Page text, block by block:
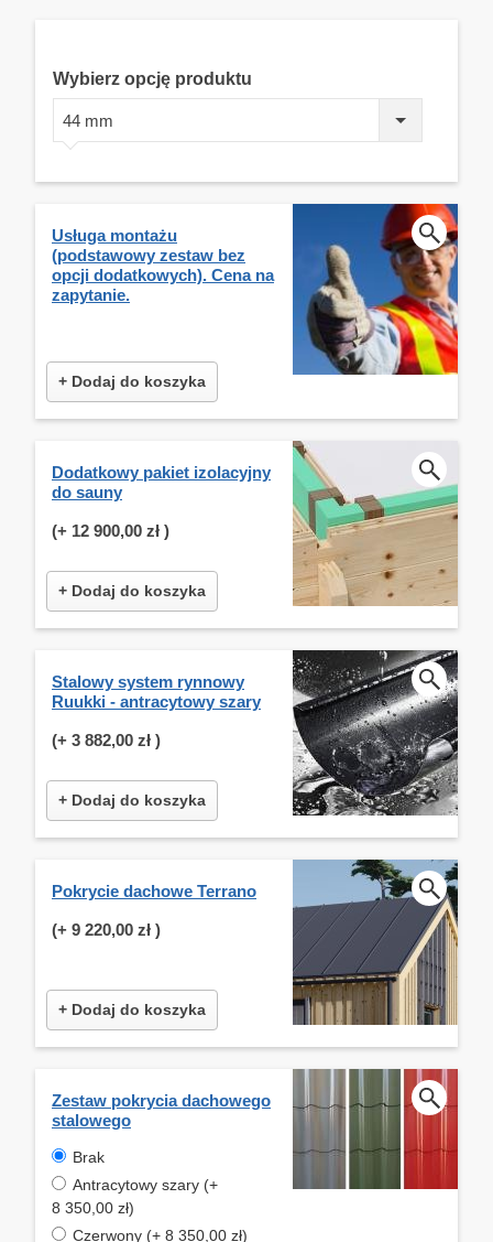
Wybierz opcję produktu
44 mm
Usługa montażu
(podstawowy zestaw bez
opcji dodatkowych). Cena na
zapytanie.
+ Dodaj do koszyka
Dodatkowy pakiet izolacyjny
do sauny
(+ 12 900,00 zł )
+ Dodaj do koszyka
Stalowy system rynnowy
Ruukki - antracytowy szary
(+ 3 882,00 zł )
+ Dodaj do koszyka
Pokrycie dachowe Terrano
(+ 9 220,00 zł )
+ Dodaj do koszyka
Zestaw pokrycia dachowego
stalowego
Brak
Antracytowy szary (+
8 350,00 zł)
Czerwony (+ 8 350,00 zł)